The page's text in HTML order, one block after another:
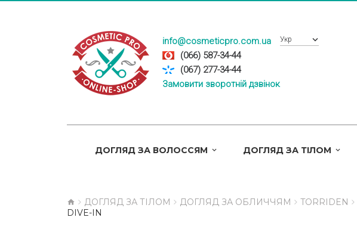
info@cosmeticpro.com.ua
(066) 587-34-44
(067) 277-34-44
Замовити зворотній дзвінок
Укр
ДОГЛЯД ЗА ВОЛОССЯМ ДОГЛЯД ЗА ТІЛОМ
ДОГЛЯД ЗА ТІЛОМ ДОГЛЯД ЗА ОБЛИЧЧЯМ TORRIDEN
DIVE-IN